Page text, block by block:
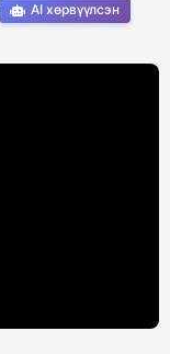
AI хөрвүүлсэн